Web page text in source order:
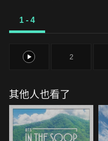
起。2022年冬天，一場突
溫暖的友情故事。
1 - 4
1 2
其他人也看了